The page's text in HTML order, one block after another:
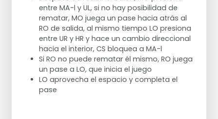
entre MA-l y UL, si no hay posibilidad de
rematar, MO juega un pase hacia atrás al
RO de salida, al mismo tiempo LO presiona
entre UR y HR y hace un cambio direccional
hacia el interior, CS bloquea a MA-l
Si RO no puede rematar él mismo, RO juega
un pase a LO, que inicia el juego
LO aprovecha el espacio y completa el
pase